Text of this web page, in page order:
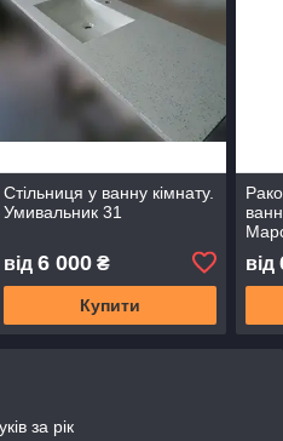
Стільниця у ванну кімнату.
Умивальник 31
від 6 000₴
Купити
від
за рік